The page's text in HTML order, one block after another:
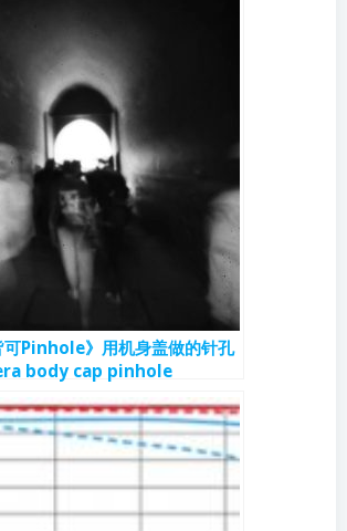
可Pinhole》用机身盖做的针孔
body cap pinhole